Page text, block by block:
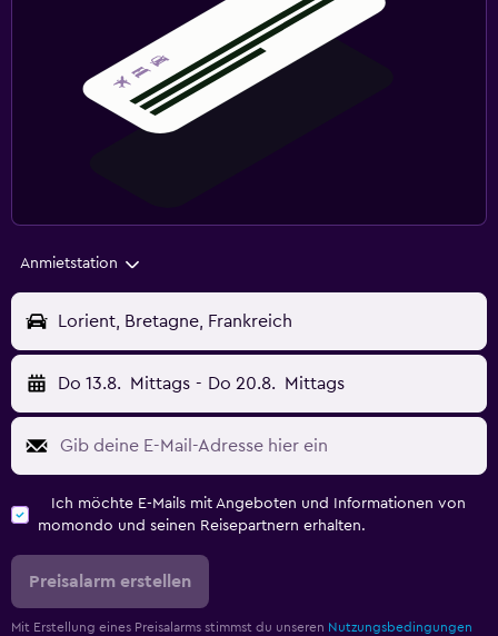
Anmietstation
Lorient, Bretagne, Frankreich
Do 13.8. Mittags - Do 20.8. Mittags
Ich möchte E-Mails mit Angeboten und Informationen von
momondo und seinen Reisepartnern erhalten.
Preisalarm erstellen
Mit Erstellung eines Preisalarms stimmst du unseren Nutzungsbedingungen